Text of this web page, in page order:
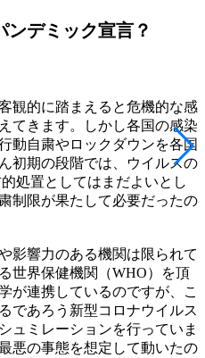
ンデミック宣言？
観的に踏まえると危機的な感
てきます。しかし各国の感染
動自粛やロックダウンを各国
初期の段階では、ウイルスの
処置としてはまだよいとし
制限が果たして必要だったの
影響力のある機関は限られて
世界保健機関（WHO）を頂
が連携しているのですが、こ
であろう新型コロナウイルス
ュミレーションを行っていま
悪の事態を想定して動いたの